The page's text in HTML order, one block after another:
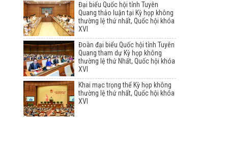
Đại biểu Quốc hội tỉnh Tuyên
Quang thảo luận tại Kỳ họp không
thường lệ thứ nhất, Quốc hội khóa
XVI
Đoàn đại biểu Quốc hội tỉnh Tuyên
Quang tham dự Kỳ họp không
thường lệ thứ Nhất, Quốc hội khóa
XVI
Khai mạc trọng thể Kỳ họp không
thường lệ thứ nhất, Quốc hội khóa
XVI